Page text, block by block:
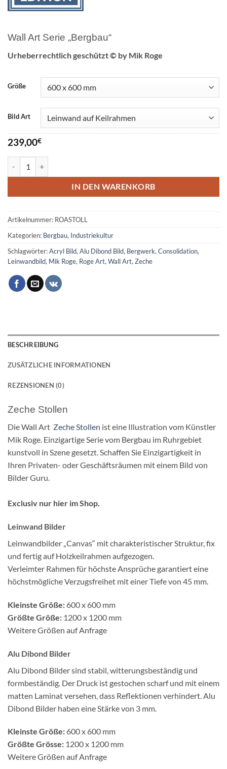
Wall Art Serie „Bergbau“
Urheberrechtlich geschützt © by Mik Roge
Größe
Bild Art
239,00€
IN DEN WARENKORB
Artikelnummer: ROASTOLL
Kategorien: Bergbau, Industriekultur
Schlagwörter:Acryl Bild, Alu Dibond Bild, Bergwerk, Consolidation,
Leinwandbild, Mik Roge, Roge Art, Wall Art, Zeche
BESCHREIBUNG
ZUSÄTZLICHE INFORMATIONEN
REZENSIONEN (0)
Zeche Stollen
Die Wall Art Zeche Stollen ist eine Illustration vom Künstler
Mik Roge. Einzigartige Serie vom Bergbau im Ruhrgebiet
kunstvoll in Szene gesetzt. Schaffen Sie Einzigartigkeit in
Ihren Privaten- oder Geschäftsräumen mit einem Bild von
Bilder Guru.
Exclusiv nur hier im Shop.
Leinwand Bilder
Leinwandbilder „Canvas“ mit charakteristischer Struktur, fix
und fertig auf Holzkeilrahmen aufgezogen.
Verleimter Rahmen für höchste Ansprüche garantiert eine
höchstmögliche Verzugsfreihet mit einer Tiefe von 45 mm.
Kleinste Größe: 600 x 600 mm
Größte Größe: 1200 x 1200 mm
Weitere Größen auf Anfrage
Alu Dibond Bilder
Alu Dibond Bilder sind stabil, witterungsbeständig und
formbeständig. Der Druck ist gestochen scharf und mit einem
matten Laminat versehen, dass Reflektionen verhindert. Alu
Dibond Bilder haben eine Stärke von 3 mm.
Kleinste Größe: 600 x 600 mm
Größte Grösse: 1200 x 1200 mm
Weitere Größen auf Anfrage